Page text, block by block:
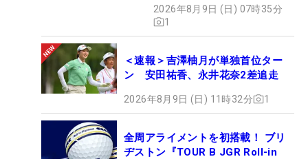
2026年8月9日 (日) 07時35分
1
＜速報＞吉澤柚月が単独首位ター
ン 安田祐香、永井花奈2差追走
2026年8月9日 (日) 11時32分 1
全周アライメントを初搭載！ ブリ
ヂストン『TOUR B JGR Roll-in